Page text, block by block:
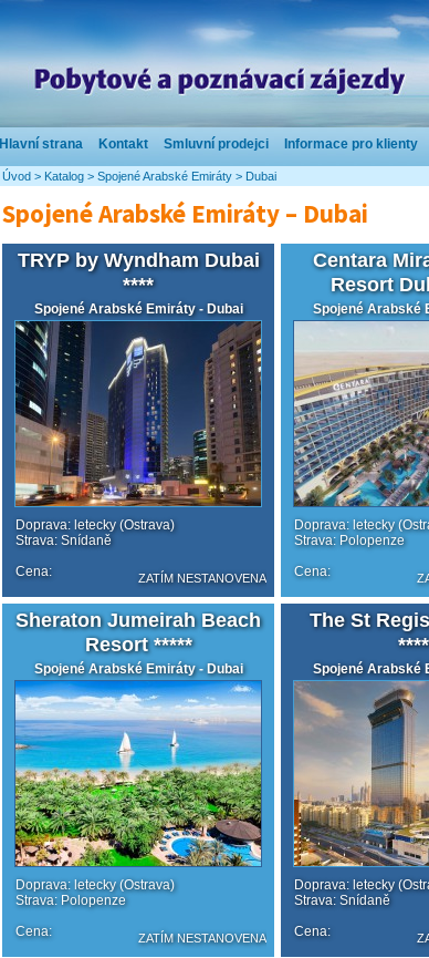
Hlavní strana Kontakt Smluvní prodejci Informace pro klienty
Úvod > Katalog > Spojené Arabské Emiráty > Dubai
Spojené Arabské Emiráty – Dubai
TRYP by Wyndham Dubai
****
Spojené Arabské Emiráty - Dubai
Doprava: letecky (Ostrava)
Strava: Snídaně
Cena:
ZATÍM NESTANOVENA
Centara
Resort
Spojené Arabské
Doprava: letecky
Strava: Polopenze
Cena:
Sheraton Jumeirah Beach
Resort *****
Spojené Arabské Emiráty - Dubai
Doprava: letecky (Ostrava)
Strava: Polopenze
Cena:
ZATÍM NESTANOVENA
The St
Spojené Arabské
Doprava: letecky
Strava: Snídaně
Cena: